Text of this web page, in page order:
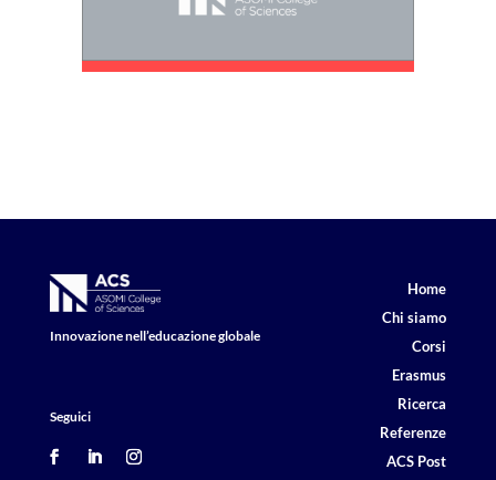
Innovazione nell’educazione globale
Seguici
Home
Chi siamo
Corsi
Erasmus
Ricerca
Referenze
ACS Post